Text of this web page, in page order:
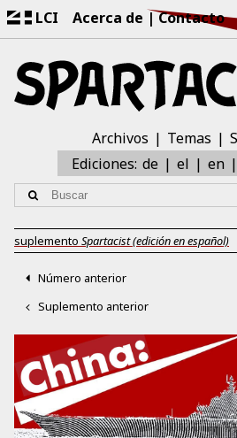
LCI Acerca de Contacto
Archivos Temas
Ediciones: de el en
suplemento Spartacist (edición en español)
Número anterior
Suplemento anterior